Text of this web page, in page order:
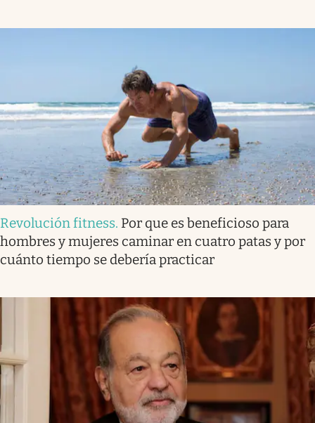
Revolución fitness. Por que es beneficioso para
hombres y mujeres caminar en cuatro patas y por
cuánto tiempo se debería practicar